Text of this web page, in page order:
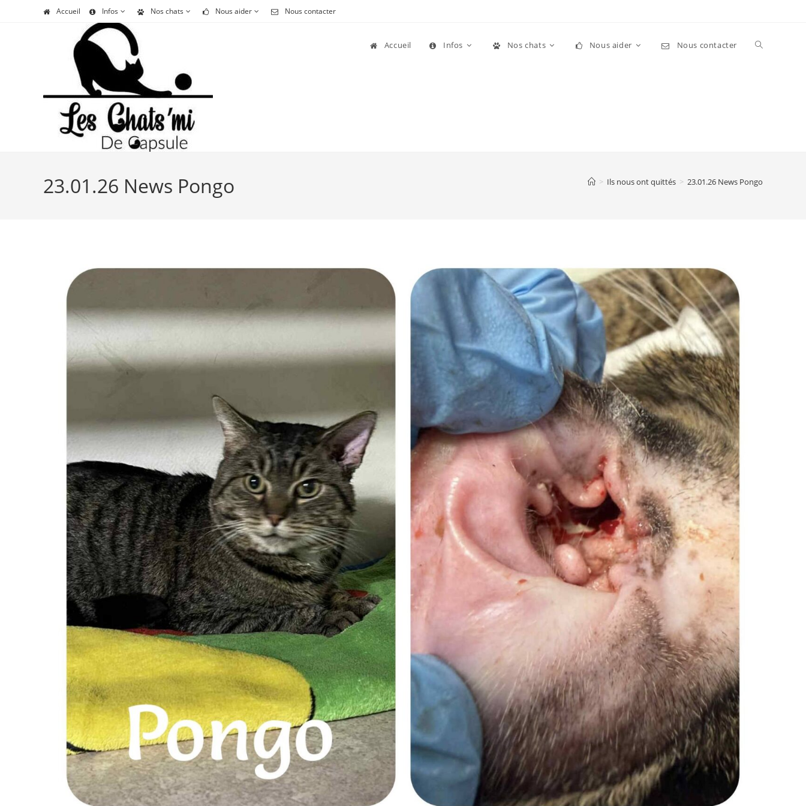
Accueil Infos Nos chats Nous aider Nous contacter
Accueil Infos Nos chats Nous aider Nous contacter Toggle
23.01.26 News Pongo > Ils nous ont quittés > 23.01.26 News Pongo